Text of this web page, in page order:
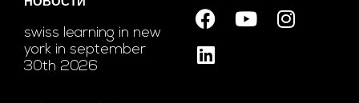
НОВОСТИ
swiss learning in new
york in september
30th 2026